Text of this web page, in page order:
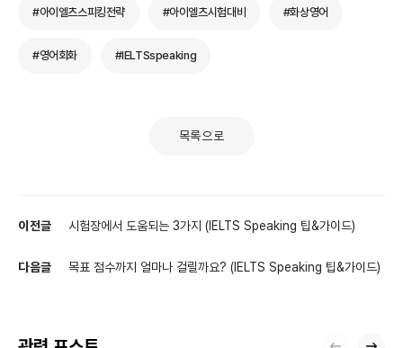
#아이엘츠스피킹전략 #아이엘츠시험대비 #화상영어
#영어회화 #IELTSspeaking
목록으로
이전글 시험장에서 도움되는 3가지 (IELTS Speaking 팁&가이드)
다음글 목표 점수까지 얼마나 걸릴까요? (IELTS Speaking 팁&가이드)